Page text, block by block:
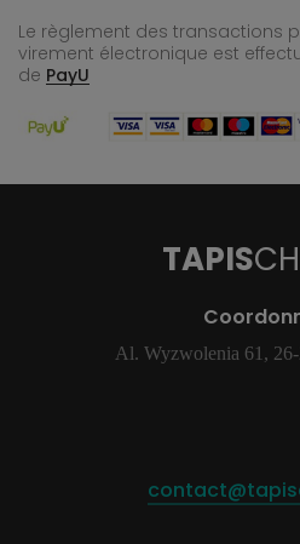
Le règlement des transactions
virement électronique est
de PayU
TAPIS
Al. Wyzwolenia 61,